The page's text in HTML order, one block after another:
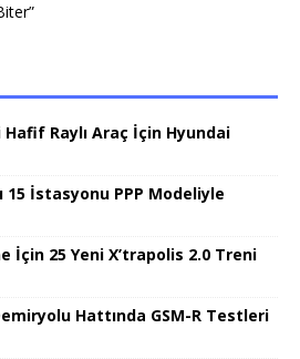
Hafif Raylı Araç İçin Hyundai
İstasyonu PPP Modeliyle
İçin 25 Yeni X’trapolis 2.0 Treni
Hattında GSM-R Testleri